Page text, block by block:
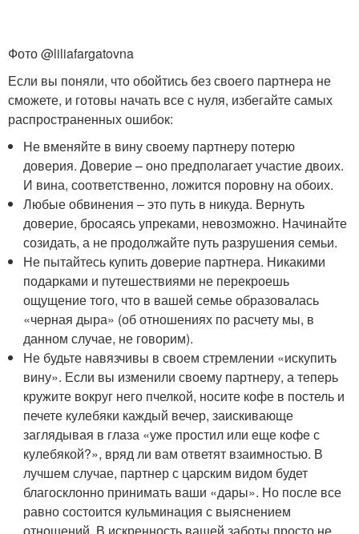
Фото @liliafargatovna
Если вы поняли, что обойтись без своего партнера не
сможете, и готовы начать все с нуля, избегайте самых
распространенных ошибок:
Не вменяйте в вину своему партнеру потерю
доверия. Доверие – оно предполагает участие двоих.
И вина, соответственно, ложится поровну на обоих.
Любые обвинения – это путь в никуда. Вернуть
доверие, бросаясь упреками, невозможно. Начинайте
созидать, а не продолжайте путь разрушения семьи.
Не пытайтесь купить доверие партнера. Никакими
подарками и путешествиями не перекроешь
ощущение того, что в вашей семье образовалась
«черная дыра» (об отношениях по расчету мы, в
данном случае, не говорим).
Не будьте навязчивы в своем стремлении «искупить
вину». Если вы изменили своему партнеру, а теперь
кружите вокруг него пчелкой, носите кофе в постель и
печете кулебяки каждый вечер, заискивающе
заглядывая в глаза «уже простил или еще кофе с
кулебякой?», вряд ли вам ответят взаимностью. В
лучшем случае, партнер с царским видом будет
благосклонно принимать ваши «дары». Но после все
равно состоится кульминация с выяснением
отношений. В искренность вашей заботы просто не